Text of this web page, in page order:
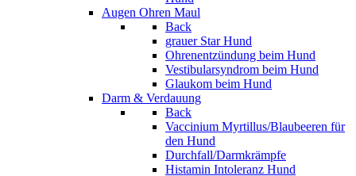
Augen Ohren Maul
Back
grauer Star Hund
Ohrenentzündung beim Hund
Vestibularsyndrom beim Hund
Glaukom beim Hund
Darm & Verdauung
Back
Vaccinium Myrtillus/Blaubeeren für
den Hund
Durchfall/Darmkrämpfe
Histamin Intoleranz Hund